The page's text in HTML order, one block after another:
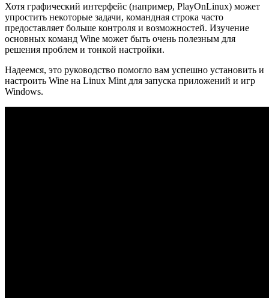
Хотя графический интерфейс (например, PlayOnLinux) может
упростить некоторые задачи, командная строка часто
предоставляет больше контроля и возможностей. Изучение
основных команд Wine может быть очень полезным для
решения проблем и тонкой настройки.
Надеемся, это руководство помогло вам успешно установить и
настроить Wine на Linux Mint для запуска приложений и игр
Windows.